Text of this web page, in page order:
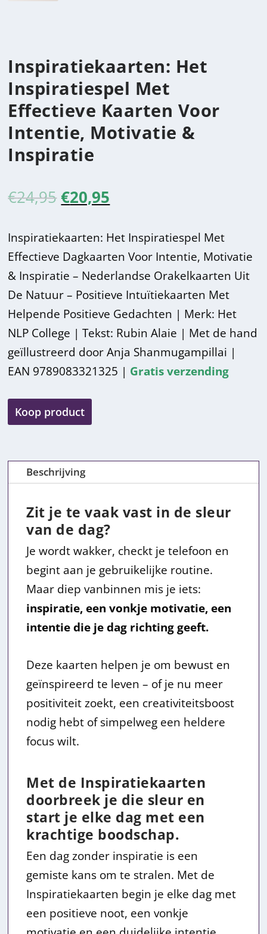
Inspiratiekaarten: Het
Inspiratiespel Met
Effectieve Kaarten Voor
Intentie, Motivatie &
Inspiratie
€24,95O
r
s
p
r
o
n
k
l
i
j
k
e
p
r
j
s
w
a
s
:
€
2
4
,
€20,95
i
d
i
g
e
p
j
s
i
:
€
2
,
9
5
Inspiratiekaarten: Het Inspiratiespel Met
Effectieve Dagkaarten Voor Intentie, Motivatie
& Inspiratie – Nederlandse Orakelkaarten Uit
De Natuur – Positieve Intuïtiekaarten Met
Helpende Positieve Gedachten | Merk: Het
NLP College | Tekst: Rubin Alaie | Met de hand
geïllustreerd door Anja Shanmugampillai |
EAN 9789083321325 | Gratis verzending
Koop product
Beschrijving
Zit je te vaak vast in de sleur
van de dag?
Je wordt wakker, checkt je telefoon en
begint aan je gebruikelijke routine.
Maar diep vanbinnen mis je iets:
inspiratie, een vonkje motivatie, een
intentie die je dag richting geeft.
Deze kaarten helpen je om bewust en
geïnspireerd te leven – of je nu meer
positiviteit zoekt, een creativiteitsboost
nodig hebt of simpelweg een heldere
focus wilt.
Met de Inspiratiekaarten
doorbreek je die sleur en
start je elke dag met een
krachtige boodschap.
Een dag zonder inspiratie is een
gemiste kans om te stralen. Met de
Inspiratiekaarten begin je elke dag met
een positieve noot, een vonkje